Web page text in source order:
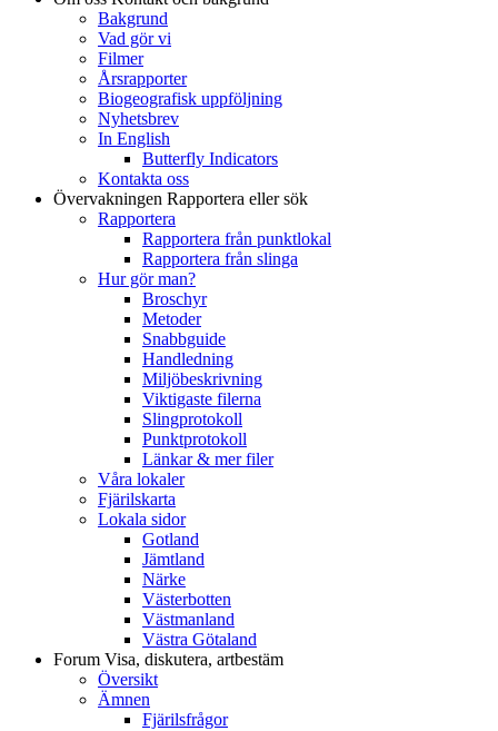
Bakgrund
Vad gör vi
Filmer
Årsrapporter
Biogeografisk uppföljning
Nyhetsbrev
In English
Butterfly Indicators
Kontakta oss
Övervakningen Rapportera eller sök
Rapportera
Rapportera från punktlokal
Rapportera från slinga
Hur gör man?
Broschyr
Metoder
Snabbguide
Handledning
Miljöbeskrivning
Viktigaste filerna
Slingprotokoll
Punktprotokoll
Länkar & mer filer
Våra lokaler
Fjärilskarta
Lokala sidor
Gotland
Jämtland
Närke
Västerbotten
Västmanland
Västra Götaland
Forum Visa, diskutera, artbestäm
Översikt
Ämnen
Fjärilsfrågor